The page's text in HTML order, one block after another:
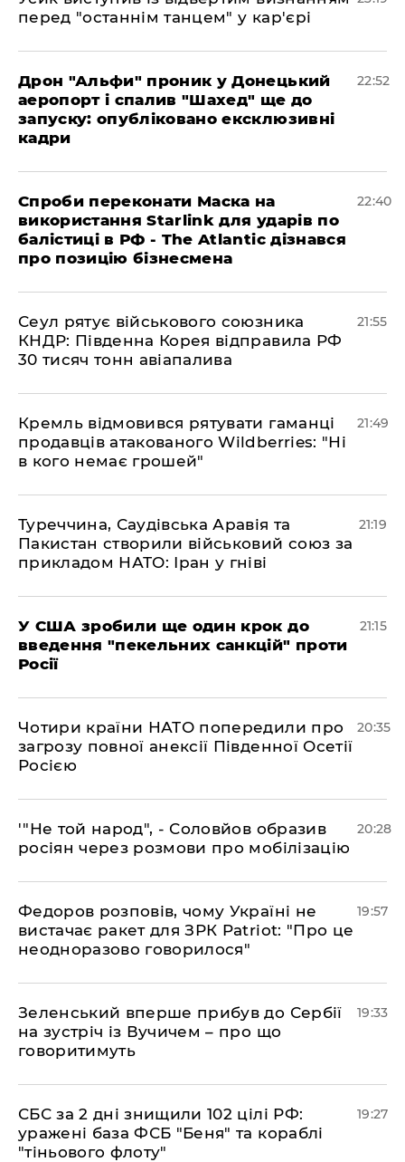
перед "останнім танцем" у кар'єрі
​Дрон "Альфи" проник у Донецький
аеропорт і спалив "Шахед" ще до
запуску: опубліковано ексклюзивні
кадри
22:52
​Спроби переконати Маска на
використання Starlink для ударів по
балістиці в РФ - The Atlantic дізнався
про позицію бізнесмена
22:40
​Сеул рятує військового союзника
КНДР: Південна Корея відправила РФ
30 тисяч тонн авіапалива
21:55
​Кремль відмовився рятувати гаманці
продавців атакованого Wildberries: "Ні
в кого немає грошей"
21:49
​Туреччина, Саудівська Аравія та
Пакистан створили військовий союз за
прикладом НАТО: Іран у гніві
21:19
​У США зробили ще один крок до
введення "пекельних санкцій" проти
Росії
21:15
​Чотири країни НАТО попередили про
загрозу повної анексії Південної Осетії
Росією
20:35
​'"Не той народ", - Соловйов образив
росіян через розмови про мобілізацію
20:28
​Федоров розповів, чому Україні не
вистачає ракет для ЗРК Patriot: "Про це
неодноразово говорилося"
19:57
​Зеленський вперше прибув до Сербії
на зустріч із Вучичем – про що
говоритимуть
19:33
​СБС за 2 дні знищили 102 цілі РФ:
уражені база ФСБ "Беня" та кораблі
"тіньового флоту"
19:27